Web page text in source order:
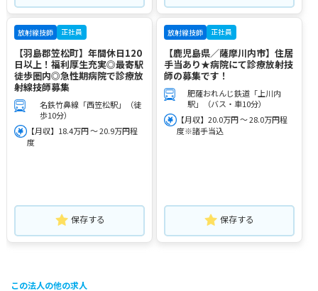
放射線技師 正社員
【羽島郡笠松町】年間休日120
日以上！福利厚生充実◎最寄駅
徒歩圏内◎急性期病院で診療放
射線技師募集
名鉄竹鼻線「西笠松駅」（徒
歩10分）
【月収】18.4万円 ～ 20.9万円程
度
保存する
放射線技師 正社員
【鹿児島県／薩摩川内市】住居
手当あり★病院にて診療放射技
師の募集です！
肥薩おれんじ鉄道「上川内
駅」（バス・車10分）
【月収】20.0万円 ～ 28.0万円程
度※諸手当込
保存する
この法人の他の求人